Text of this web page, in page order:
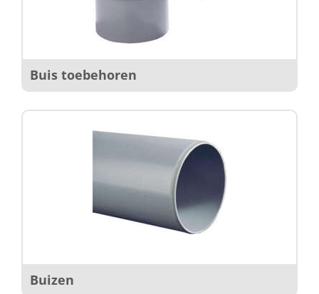
Buis toebehoren
Buizen